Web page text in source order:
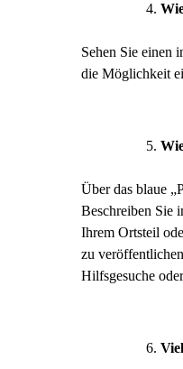
Sehen Sie einen
die Möglichkeit
Über das blaue
Beschreiben Sie
Ihrem Ortsteil
zu
Hilfsgesuche